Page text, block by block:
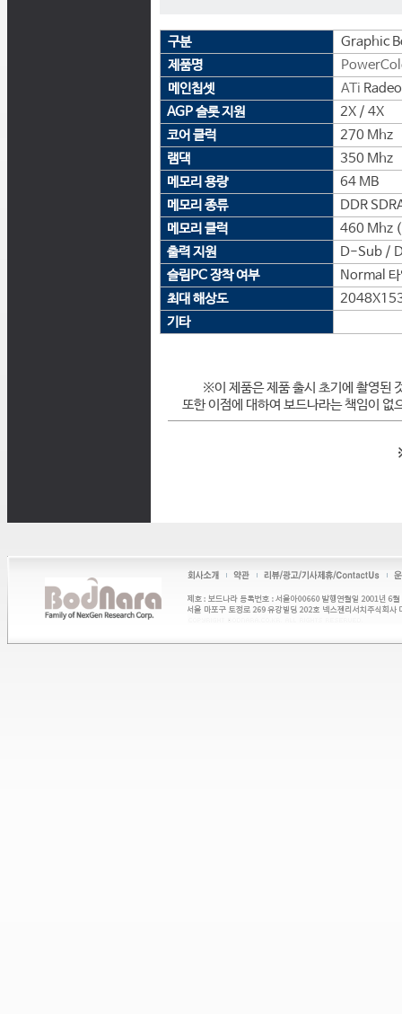
구분
Graphic
제품명
메인칩셋
ATi
AGP 슬롯 지원
2X / 4X
코어 클럭
270 Mhz
램댁
350 Mhz
메모리 용량
64 MB
메모리 종류
DDR
메모리 클럭
460 Mhz
출력 지원
D-Sub /
슬림PC 장착 여부
Normal 타
최대 해상도
기타
※이 제품은 제품 출시 초기에 촬영된
또한 이점에 대하여 보드나라는 책임이 없